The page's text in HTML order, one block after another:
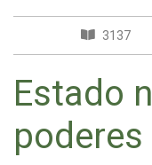
3137
Estado